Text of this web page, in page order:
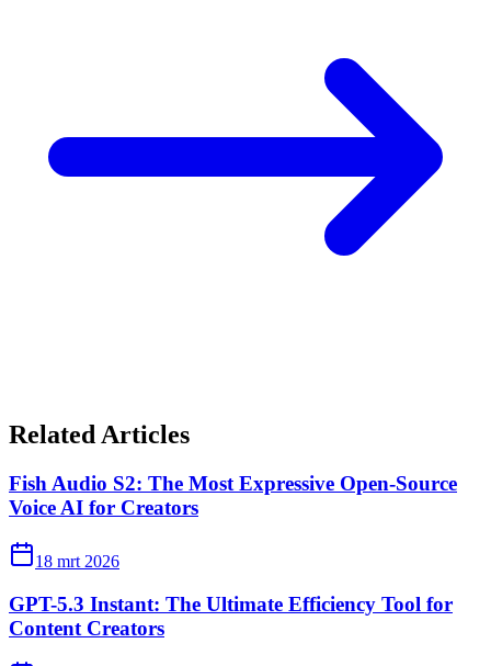
Related Articles
Fish Audio S2: The Most Expressive Open-Source
Voice AI for Creators
18 mrt 2026
GPT-5.3 Instant: The Ultimate Efficiency Tool for
Content Creators